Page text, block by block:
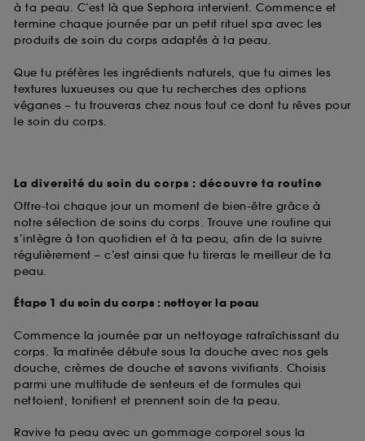
à ta peau. C’est là que Sephora intervient. Commence et
termine chaque journée par un petit rituel spa avec les
produits de soin du corps adaptés à ta peau.
Que tu préfères les ingrédients naturels, que tu aimes les
textures luxueuses ou que tu recherches des options
véganes – tu trouveras chez nous tout ce dont tu rêves pour
le soin du corps.
La diversité du soin du corps : découvre ta routine
Offre-toi chaque jour un moment de bien-être grâce à
notre sélection de soins du corps. Trouve une routine qui
s’intègre à ton quotidien et à ta peau, afin de la suivre
régulièrement – c’est ainsi que tu tireras le meilleur de ta
peau.
Étape 1 du soin du corps : nettoyer la peau
Commence la journée par un nettoyage rafraîchissant du
corps. Ta matinée débute sous la douche avec nos gels
douche, crèmes de douche et savons vivifiants. Choisis
parmi une multitude de senteurs et de formules qui
nettoient, tonifient et prennent soin de ta peau.
Ravive ta peau avec un gommage corporel sous la